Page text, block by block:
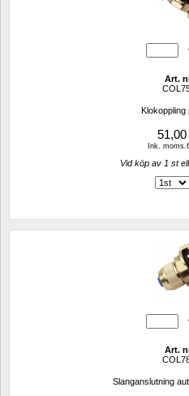
Art.
Klokoppling
51,00
Ink.
Vid köp av 1 st
Art.
Slanganslutning